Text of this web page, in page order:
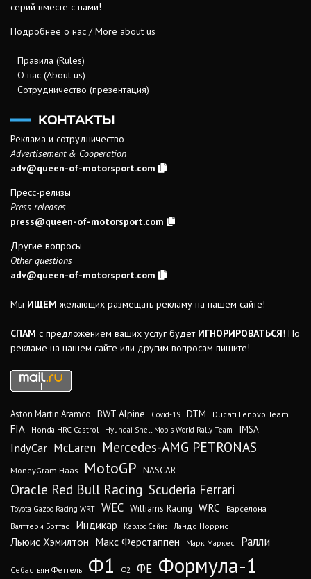
серий вместе с нами!
Подробнее о нас / More about us
Правила (Rules)
О нас (About us)
Сотрудничество (презентация)
КОНТАКТЫ
Реклама и сотрудничество
Advertisement & Cooperation
adv@queen-of-motorsport.com
Пресс-релизы
Press releases
press@queen-of-motorsport.com
Другие вопросы
Other questions
adv@queen-of-motorsport.com
Мы ИЩЕМ желающих размещать рекламу на нашем сайте!
СПАМ с предложением ваших услуг будет ИГНОРИРОВАТЬСЯ! По
рекламе на нашем сайте или другим вопросам пишите!
Aston Martin Aramco BWT Alpine Covid-19 DTM Ducati Lenovo Team
FIA Honda HRC Castrol Hyundai Shell Mobis World Rally Team IMSA
IndyCar McLaren Mercedes-AMG PETRONAS
MoneyGram Haas MotoGP NASCAR
Oracle Red Bull Racing Scuderia Ferrari
Toyota Gazoo Racing WRT WEC Williams Racing WRC
Барселона
Валттери Боттас
Индикар Карлос Сайнс Ландо Норрис
Льюис Хэмилтон Макс Ферстаппен Марк Маркес Ралли
Себастьян Феттель Ф1 Ф2 ФЕ Формула-1